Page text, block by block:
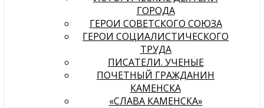
ГОРОДА
ГЕРОИ СОВЕТСКОГО СОЮЗА
ГЕРОИ СОЦИАЛИСТИЧЕСКОГО
ТРУДА
ПИСАТЕЛИ. УЧЕНЫЕ
ПОЧЕТНЫЙ ГРАЖДАНИН
КАМЕНСКА
«СЛАВА КАМЕНСКА»